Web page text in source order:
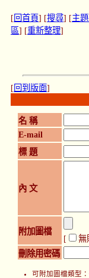
[ 回首頁] [搜尋] [主
區] [重新整理]
[ 回到版面]
名 稱
E-mail
標 題
內 文
附加圖檔
[ 無
刪除用密碼
可附加圖檔類型